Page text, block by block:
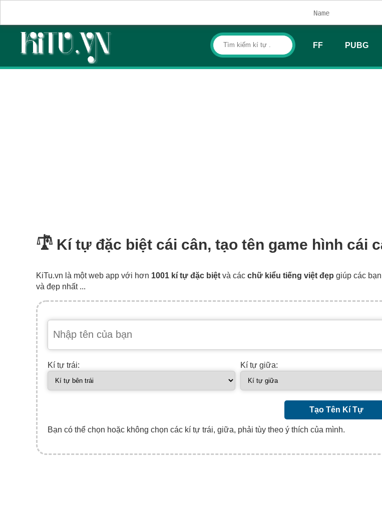
FF PUBG
𓍝 Kí tự đặc biệt cái cân, tạo tên game hình cái
KiTu.vn là một web app với hơn 1001 kí tự đặc biệt và các chữ kiểu tiếng việt đẹp giúp các
và đẹp nhất ...
Kí tự trái: Kí tự giữa:
Tạo Tên Kí Tự
Bạn có thể chọn hoặc không chọn các kí tự trái, giữa, phải tùy theo ý thích của mình.